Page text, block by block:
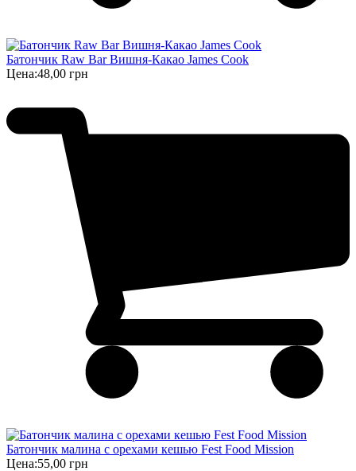
Батончик Raw Bar Вишня-Какао James Cook
Цена:48,00 грн
Батончик малина с орехами кешью Fest Food Mission
Цена:55,00 грн